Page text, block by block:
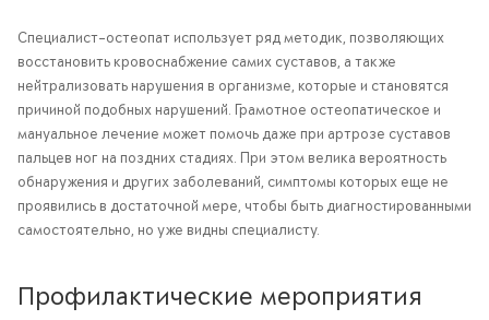
Специалист-остеопат использует ряд методик, позволяющих
восстановить кровоснабжение самих суставов, а также
нейтрализовать нарушения в организме, которые и становятся
причиной подобных нарушений. Грамотное остеопатическое и
мануальное лечение может помочь даже при артрозе суставов
пальцев ног на поздних стадиях. При этом велика вероятность
обнаружения и других заболеваний, симптомы которых еще не
проявились в достаточной мере, чтобы быть диагностированными
самостоятельно, но уже видны специалисту.
Профилактические мероприятия